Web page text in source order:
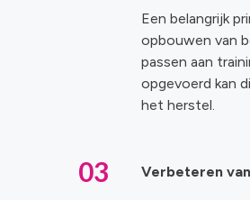
Een belangrijk
opbouwen van
passen aan
opgevoerd kan
het herstel.
03 Verbeteren